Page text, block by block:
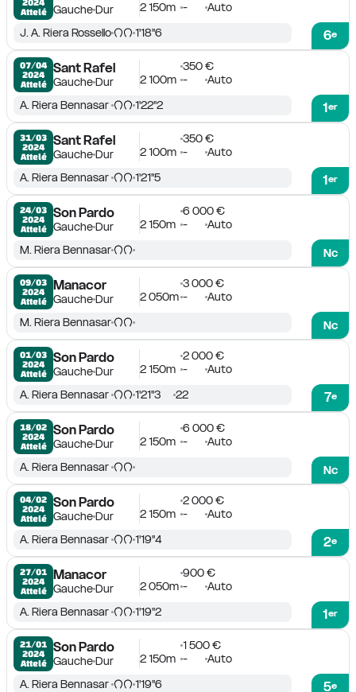
Attelé
GaucheDur
2 150m - Auto
6e
J. A. Riera Rossello 1'18''6
07/04
2024
Attelé
Sant Rafel
GaucheDur
350 €
2 100m - Auto
1er
A. Riera Bennasar 1'22''2
31/03
2024
Attelé
Sant Rafel
GaucheDur
350 €
2 100m - Auto
1er
A. Riera Bennasar 1'21''5
24/03
2024
Attelé
Son Pardo
GaucheDur
6 000 €
2 150m -
Auto
Nc
M. Riera Bennasar
09/03
2024
Attelé
Manacor
GaucheDur
3 000 €
2 050m -
Auto
Nc
M. Riera Bennasar
01/03
2024
Attelé
Son Pardo
GaucheDur
2 000 €
2 150m - Auto
7e
A. Riera Bennasar 1'21''3 22
18/02
2024
Attelé
Son Pardo
GaucheDur
6 000 €
2 150m -
Auto
Nc
A. Riera Bennasar
04/02
2024
Attelé
Son Pardo
GaucheDur
2 000 €
2 150m - Auto
2e
A. Riera Bennasar 1'19''4
27/01
2024
Attelé
Manacor
GaucheDur
900 €
2 050m - Auto
1er
A. Riera Bennasar 1'19''2
21/01
2024
Attelé
Son Pardo
GaucheDur
1 500 €
2 150m - Auto
5e
A. Riera Bennasar 1'19''6